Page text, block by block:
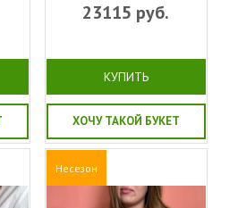
23115 руб.
КУПИТЬ
ХОЧУ ТАКОЙ БУКЕТ
Несезон